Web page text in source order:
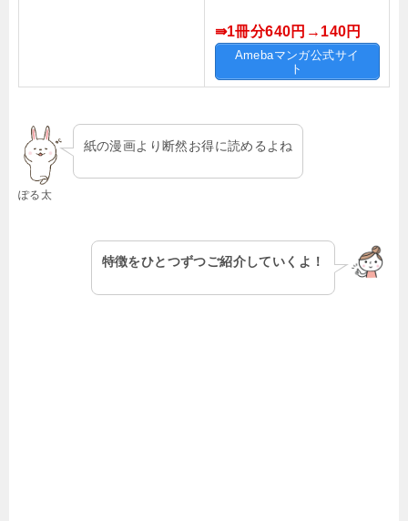
⇛1冊分640円→140円
Amebaマンガ公式サイ
ト
ぽる太
紙の漫画より断然お得に読めるよね
特徴をひとつずつご紹介していくよ！